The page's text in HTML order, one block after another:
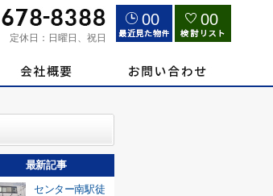
定休日： 日曜日、祝日
00 00
最新記事
センター南駅徒